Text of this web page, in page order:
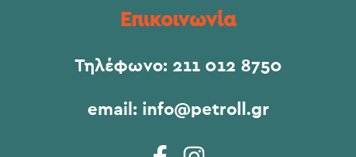
Επικοινωνία
Τηλέφωνο: 211 012 8750
email: info@petroll.gr